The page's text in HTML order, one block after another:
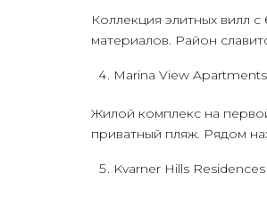
Коллекция элитных вилл
материалов. Район
Marina View
Жилой комплекс на
приватный пляж. Рядом
Kvarner Hills